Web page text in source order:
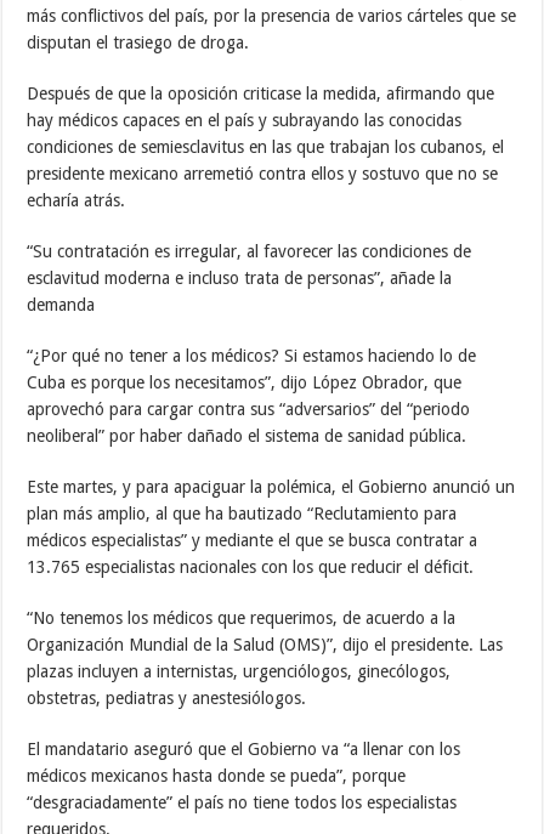
más conflictivos del país, por la presencia de varios cárteles que se
disputan el trasiego de droga.
Después de que la oposición criticase la medida, afirmando que
hay médicos capaces en el país y subrayando las conocidas
condiciones de semiesclavitus en las que trabajan los cubanos, el
presidente mexicano arremetió contra ellos y sostuvo que no se
echaría atrás.
“Su contratación es irregular, al favorecer las condiciones de
esclavitud moderna e incluso trata de personas”, añade la
demanda
“¿Por qué no tener a los médicos? Si estamos haciendo lo de
Cuba es porque los necesitamos”, dijo López Obrador, que
aprovechó para cargar contra sus “adversarios” del “periodo
neoliberal” por haber dañado el sistema de sanidad pública.
Este martes, y para apaciguar la polémica, el Gobierno anunció un
plan más amplio, al que ha bautizado “Reclutamiento para
médicos especialistas” y mediante el que se busca contratar a
13.765 especialistas nacionales con los que reducir el déficit.
“No tenemos los médicos que requerimos, de acuerdo a la
Organización Mundial de la Salud (OMS)”, dijo el presidente. Las
plazas incluyen a internistas, urgenciólogos, ginecólogos,
obstetras, pediatras y anestesiólogos.
El mandatario aseguró que el Gobierno va “a llenar con los
médicos mexicanos hasta donde se pueda”, porque
“desgraciadamente” el país no tiene todos los especialistas
requeridos.